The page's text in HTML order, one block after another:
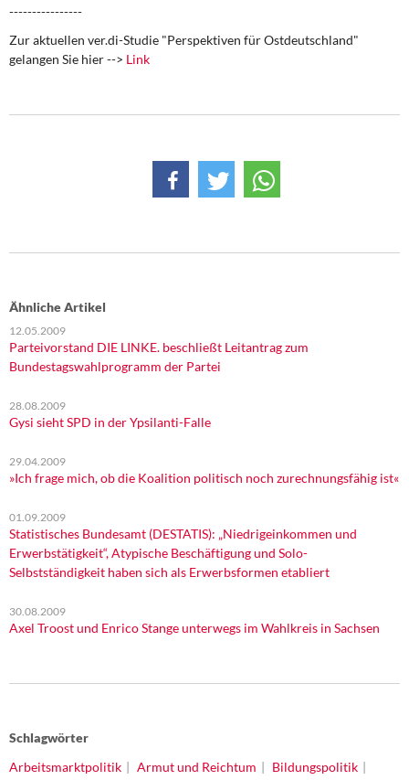
----------------
Zur aktuellen ver.di-Studie "Perspektiven für Ostdeutschland"
gelangen Sie hier --> Link
Ähnliche Artikel
12.05.2009
Parteivorstand DIE LINKE. beschließt Leitantrag zum
Bundestagswahlprogramm der Partei
28.08.2009
Gysi sieht SPD in der Ypsilanti-Falle
29.04.2009
»Ich frage mich, ob die Koalition politisch noch zurechnungsfähig ist«
01.09.2009
Statistisches Bundesamt (DESTATIS): „Niedrigeinkommen und
Erwerbstätigkeit“, Atypische Beschäftigung und Solo-
Selbstständigkeit haben sich als Erwerbsformen etabliert
30.08.2009
Axel Troost und Enrico Stange unterwegs im Wahlkreis in Sachsen
Schlagwörter
Arbeitsmarktpolitik
Armut und Reichtum Bildungspolitik